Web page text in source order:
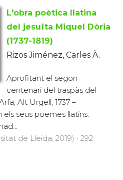
L'obra poètica llatina
del jesuïta Miquel Dòria
(1737-1819)
Rizos Jiménez, Carles À.
Aprofitant el segon
centenari del traspàs del
Alt Urgell, 1737 –
els seus poemes llatins:
de Lleida, 2019) · 292